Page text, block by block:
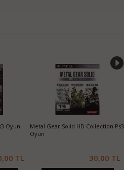
Oyun
TL
Metal Gear Solid HD Collection Ps3
Oyun
30,00 TL